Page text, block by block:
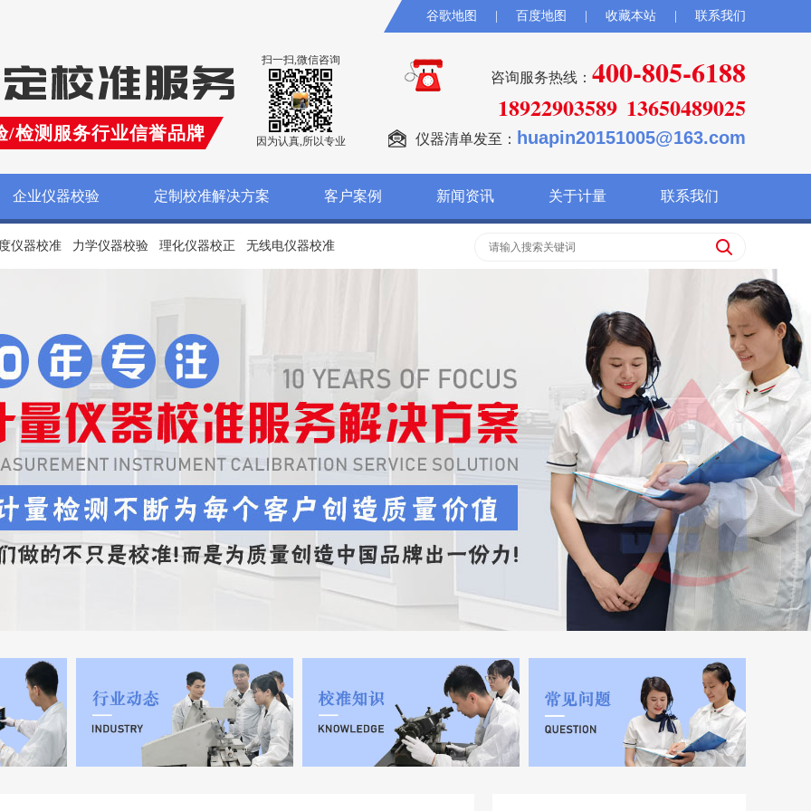
谷歌地图 百度地图 收藏本站 联系我们
/检测服务行业信誉品牌
扫一扫,微信咨询
因为认真,所以专业
咨询服务热线： 400-805-6188
18922903589 13650489025
仪器清单发至： huapin20151005@163.com
企业仪器校验 定制校准解决方案 客户案例 新闻资讯 关于计量 联系我们
仪器校准 力学仪器校验 理化仪器校正 无线电仪器校准